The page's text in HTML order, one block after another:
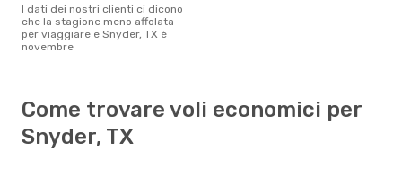
I dati dei nostri clienti ci dicono
che la stagione meno affolata
per viaggiare e Snyder, TX è
novembre
Come trovare voli economici per
Snyder, TX